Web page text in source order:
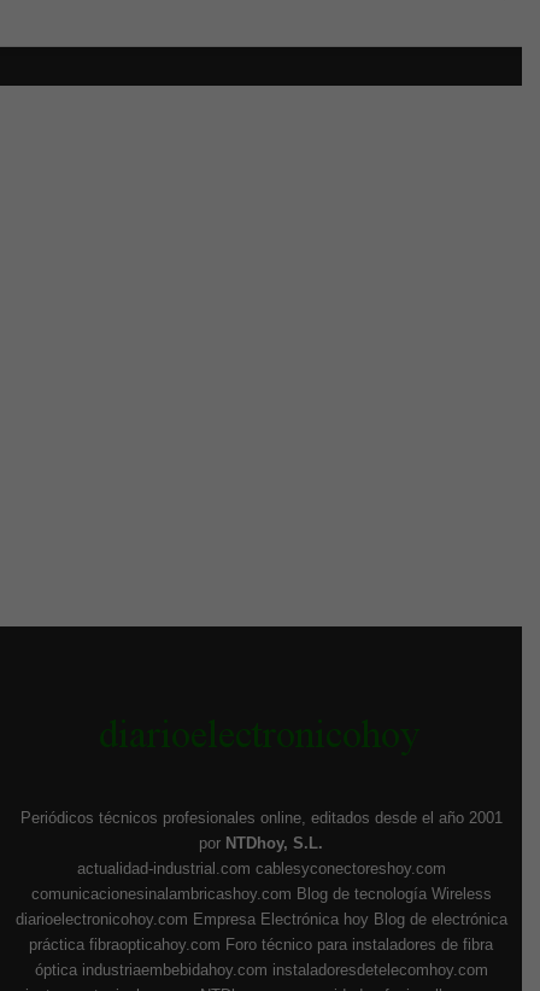
Periódicos técnicos profesionales online, editados desde el año 2001
por NTDhoy, S.L.
actualidad-industrial.com cablesyconectoreshoy.com
comunicacionesinalambricashoy.com Blog de tecnología Wireless
diarioelectronicohoy.com Empresa Electrónica hoy Blog de electrónica
práctica fibraopticahoy.com Foro técnico para instaladores de fibra
óptica industriaembebidahoy.com instaladoresdetelecomhoy.com